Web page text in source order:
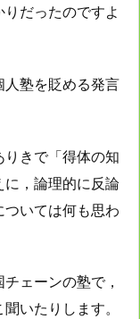
だったのですよ
人塾を貶める発言
きで「得体の知
に，論理的に反論
ついては何も思わ
ェーンの塾で，
いたりします。